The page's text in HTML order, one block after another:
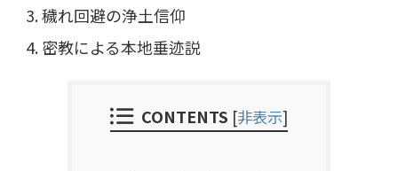
穢れ回避の浄土信仰
密教による本地垂迹説
CONTENTS [非表示]